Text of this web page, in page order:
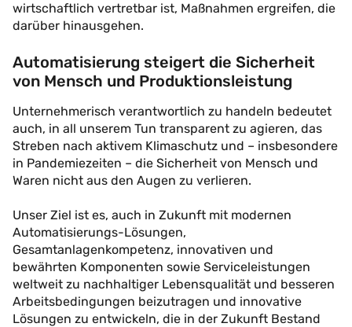
wirtschaftlich vertretbar ist, Maßnahmen ergreifen, die
darüber hinausgehen.
Automatisierung steigert die Sicherheit
von Mensch und Produktionsleistung
Unternehmerisch verantwortlich zu handeln bedeutet
auch, in all unserem Tun transparent zu agieren, das
Streben nach aktivem Klimaschutz und – insbesondere
in Pandemiezeiten – die Sicherheit von Mensch und
Waren nicht aus den Augen zu verlieren.
Unser Ziel ist es, auch in Zukunft mit modernen
Automatisierungs-Lösungen,
Gesamtanlagenkompetenz, innovativen und
bewährten Komponenten sowie Serviceleistungen
weltweit zu nachhaltiger Lebensqualität und besseren
Arbeitsbedingungen beizutragen und innovative
Lösungen zu entwickeln, die in der Zukunft Bestand